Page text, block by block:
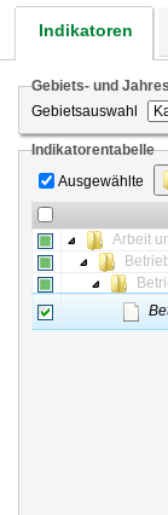
Indikatoren
Gebiets- und
Gebietsauswahl
Indikatorentabelle
Ausgewählte
Arbeit